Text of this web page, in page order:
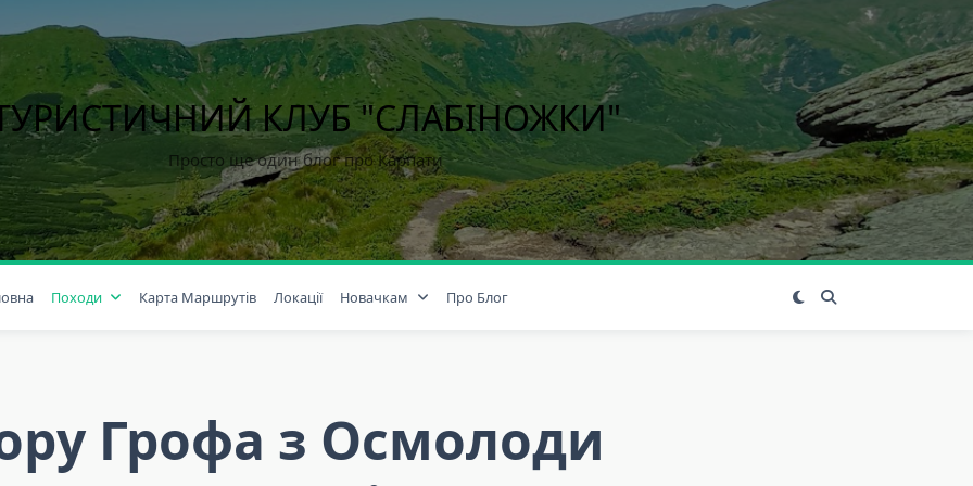
КЛУБ "СЛАБІНОЖКИ"
Просто ще один блог про Карпати
Походи Карта Маршрутів Локації Новачкам Про Блог
Грофа з Осмолоди